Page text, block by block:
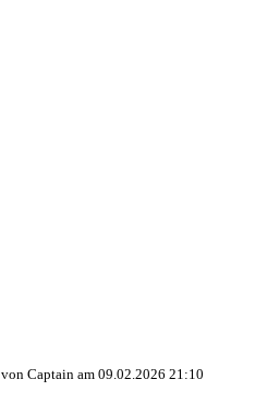
von Captain am 09.02.2026 21:10